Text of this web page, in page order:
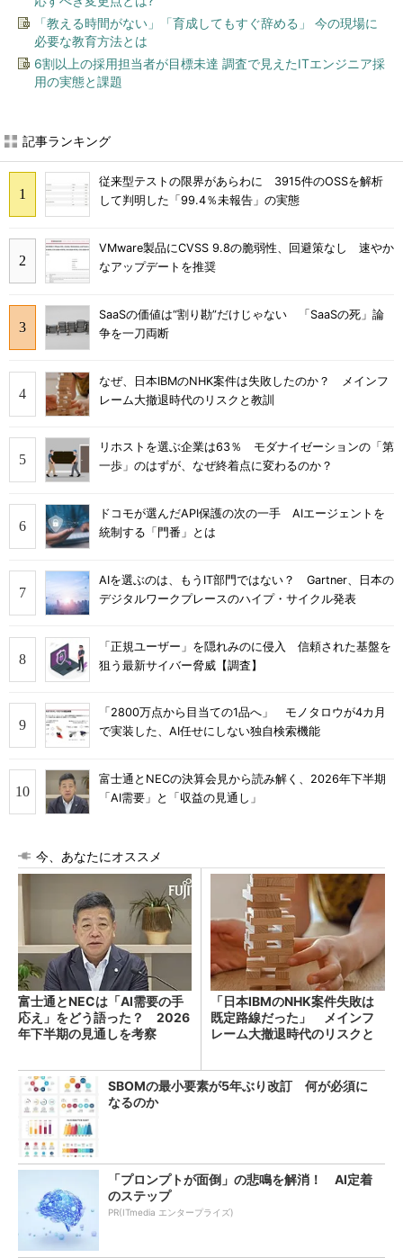
「教える時間がない」「育成してもすぐ辞める」 今の現場に
必要な教育方法とは
6割以上の採用担当者が目標未達 調査で見えたITエンジニア採
用の実態と課題
記事ランキング
従来型テストの限界があらわに 3915件のOSSを解析
して判明した「99.4％未報告」の実態
VMware製品にCVSS 9.8の脆弱性、回避策なし 速やか
なアップデートを推奨
SaaSの価値は“割り勘”だけじゃない 「SaaSの死」論
争を一刀両断
なぜ、日本IBMのNHK案件は失敗したのか？ メインフ
レーム大撤退時代のリスクと教訓
リホストを選ぶ企業は63％ モダナイゼーションの「第
一歩」のはずが、なぜ終着点に変わるのか？
ドコモが選んだAPI保護の次の一手 AIエージェントを
統制する「門番」とは
AIを選ぶのは、もうIT部門ではない？ Gartner、日本の
デジタルワークプレースのハイプ・サイクル発表
「正規ユーザー」を隠れみのに侵入 信頼された基盤を
狙う最新サイバー脅威【調査】
「2800万点から目当ての1品へ」 モノタロウが4カ月
で実装した、AI任せにしない独自検索機能
富士通とNECの決算会見から読み解く、2026年下半期
「AI需要」と「収益の見通し」
今、あなたにオススメ
富士通とNECは「AI需要の手
応え」をどう語った？ 2026
年下半期の見通しを考察
「日本IBMのNHK案件失敗は
既定路線だった」 メインフ
レーム大撤退時代のリスクと
SBOMの最小要素が5年ぶり改訂 何が必須に
なるのか
「プロンプトが面倒」の悲鳴を解消！ AI定着
のステップ
PR(ITmedia エンタープライズ)